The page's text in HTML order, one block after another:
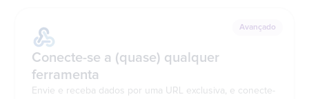
Avançado
Conecte-se a (quase) qualquer
ferramenta
Envie e receba dados por uma URL exclusiva, e conecte-